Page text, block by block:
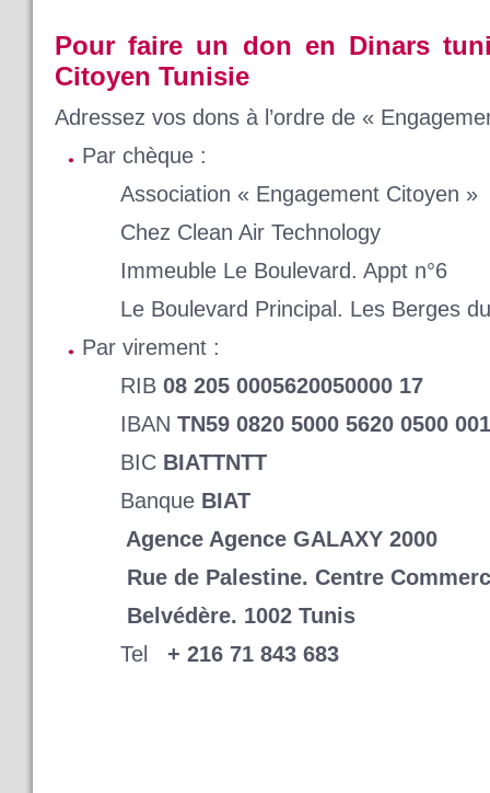
Pour faire un don en Dinars
Citoyen Tunisie
Adressez vos dons à l’ordre de «
Par chèque :
Association « Engagement Citoyen »
Chez Clean Air Technology
Immeuble Le Boulevard. Appt n°6
Le Boulevard Principal. Les Berges
Par virement :
RIB 08 205 0005620050000 17
IBAN TN59 0820 5000 5620 0500
BIC BIATTNTT
Banque BIAT
Agence Agence GALAXY 2000
Rue de Palestine. Centre
Belvédère. 1002 Tunis
Tel
+ 216 71 843 683